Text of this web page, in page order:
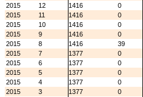
2015
12 1416
0
2015
11 1416
0
2015
10 1416
0
2015
9 1416
0
2015
8 1416
39
2015
7 1377
0
2015
6 1377
0
2015
5 1377
0
2015
4 1377
0
2015
3 1377
0